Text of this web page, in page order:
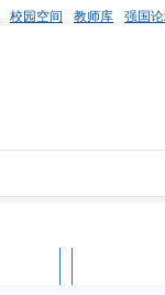
校园空间 教师库 强国